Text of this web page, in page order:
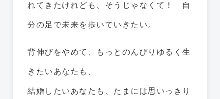
れてきたけれども、そうじゃなくて！ 自
分の足で未来を歩いていきたい。
背伸びをやめて、もっとのんびりゆるく生
きたいあなたも、
結婚したいあなたも、たまには思いっきり